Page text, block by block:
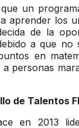
un
aprender los
de la
a que no
en
personas
de Talentos
en 2013